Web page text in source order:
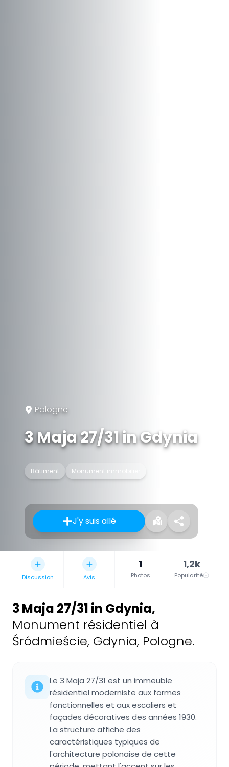
Pologne
3 Maja 27/31 in Gdynia
Bâtiment Monument immobilier
J'y suis allé
Discussion Avis
1
Photos
1,2k
Popularité
3 Maja 27/31 in Gdynia,
Monument résidentiel à
Śródmieście, Gdynia, Pologne.
Le 3 Maja 27/31 est un immeuble
résidentiel moderniste aux formes
fonctionnelles et aux escaliers et
façades décoratives des années 1930.
La structure affiche des
caractéristiques typiques de
l'architecture polonaise de cette